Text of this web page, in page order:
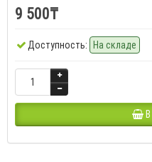
9 500₸
Доступность: На складе